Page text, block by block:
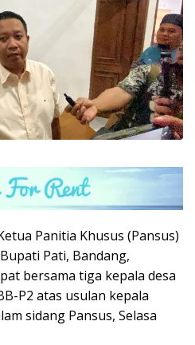
Panitia Khusus (Pansus)
Pati, Bandang,
bersama tiga kepala desa
P2 atas usulan kepala
sidang Pansus, Selasa